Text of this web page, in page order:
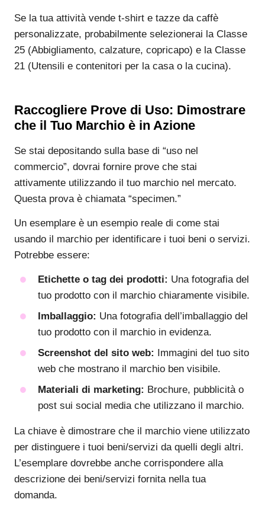
Se la tua attività vende t-shirt e tazze da caffè
personalizzate, probabilmente selezionerai la Classe
25 (Abbigliamento, calzature, copricapo) e la Classe
21 (Utensili e contenitori per la casa o la cucina).
Raccogliere Prove di Uso: Dimostrare
che il Tuo Marchio è in Azione
Se stai depositando sulla base di “uso nel
commercio”, dovrai fornire prove che stai
attivamente utilizzando il tuo marchio nel mercato.
Questa prova è chiamata “specimen.”
Un esemplare è un esempio reale di come stai
usando il marchio per identificare i tuoi beni o servizi.
Potrebbe essere:
Etichette o tag dei prodotti: Una fotografia del
tuo prodotto con il marchio chiaramente visibile.
Imballaggio: Una fotografia dell’imballaggio del
tuo prodotto con il marchio in evidenza.
Screenshot del sito web:
Immagini del tuo sito
web che mostrano il marchio ben visibile.
Materiali di marketing: Brochure, pubblicità o
post sui social media che utilizzano il marchio.
La chiave è dimostrare che il marchio viene utilizzato
per distinguere i tuoi beni/servizi da quelli degli altri.
L’esemplare dovrebbe anche corrispondere alla
descrizione dei beni/servizi fornita nella tua
domanda.